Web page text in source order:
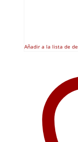
Añadir a la lista de